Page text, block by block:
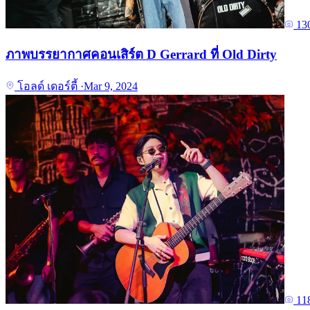
ภาพบรรยากาศคอนเสิร์ต D Gerrard ที่ Old Dirty
โอลด์ เดอร์ตี้ ·Mar 9, 2024